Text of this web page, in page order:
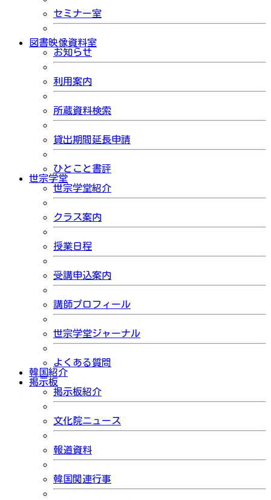
セミナー室
図書映像資料室
お知らせ
利用案内
所蔵資料検索
貸出期間延長申請
ひとこと書評
世宗学堂
世宗学堂紹介
クラス案内
授業日程
受講申込案内
講師プロフィール
世宗学堂ジャーナル
よくある質問
韓国紹介
掲示板
掲示板紹介
文化院ニュース
報道資料
韓国関連行事